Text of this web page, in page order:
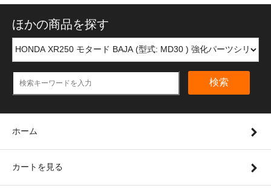
ほかの商品を探す
検索
ホーム
カートを見る